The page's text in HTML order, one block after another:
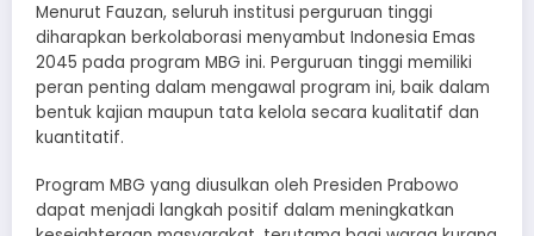
Menurut Fauzan, seluruh institusi perguruan tinggi
diharapkan berkolaborasi menyambut Indonesia Emas
2045 pada program MBG ini. Perguruan tinggi memiliki
peran penting dalam mengawal program ini, baik dalam
bentuk kajian maupun tata kelola secara kualitatif dan
kuantitatif.
Program MBG yang diusulkan oleh Presiden Prabowo
dapat menjadi langkah positif dalam meningkatkan